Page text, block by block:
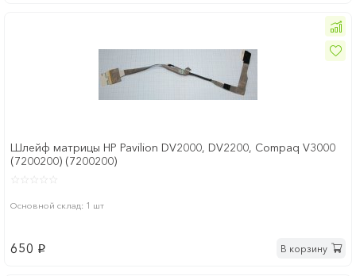
Шлейф матрицы HP Pavilion DV2000, DV2200, Compaq V3000
(7200200) (7200200)
Основной склад: 1 шт
650 p В корзину